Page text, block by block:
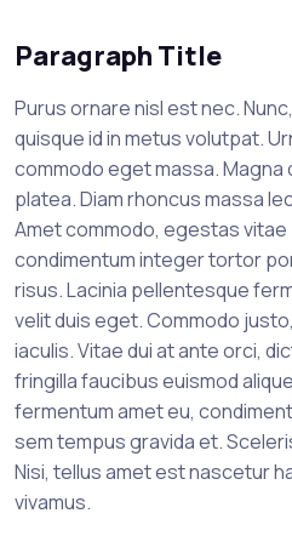
Paragraph Title
Purus ornare nisl est nec.
quisque id in metus volutpat.
commodo eget massa. Magna
platea. Diam rhoncus massa
Amet commodo, egestas
condimentum integer tortor
risus. Lacinia pellentesque
velit duis eget. Commodo
iaculis. Vitae dui at ante orci,
fringilla faucibus euismod
fermentum amet eu,
sem tempus gravida et.
Nisi, tellus amet est nascetur
vivamus.